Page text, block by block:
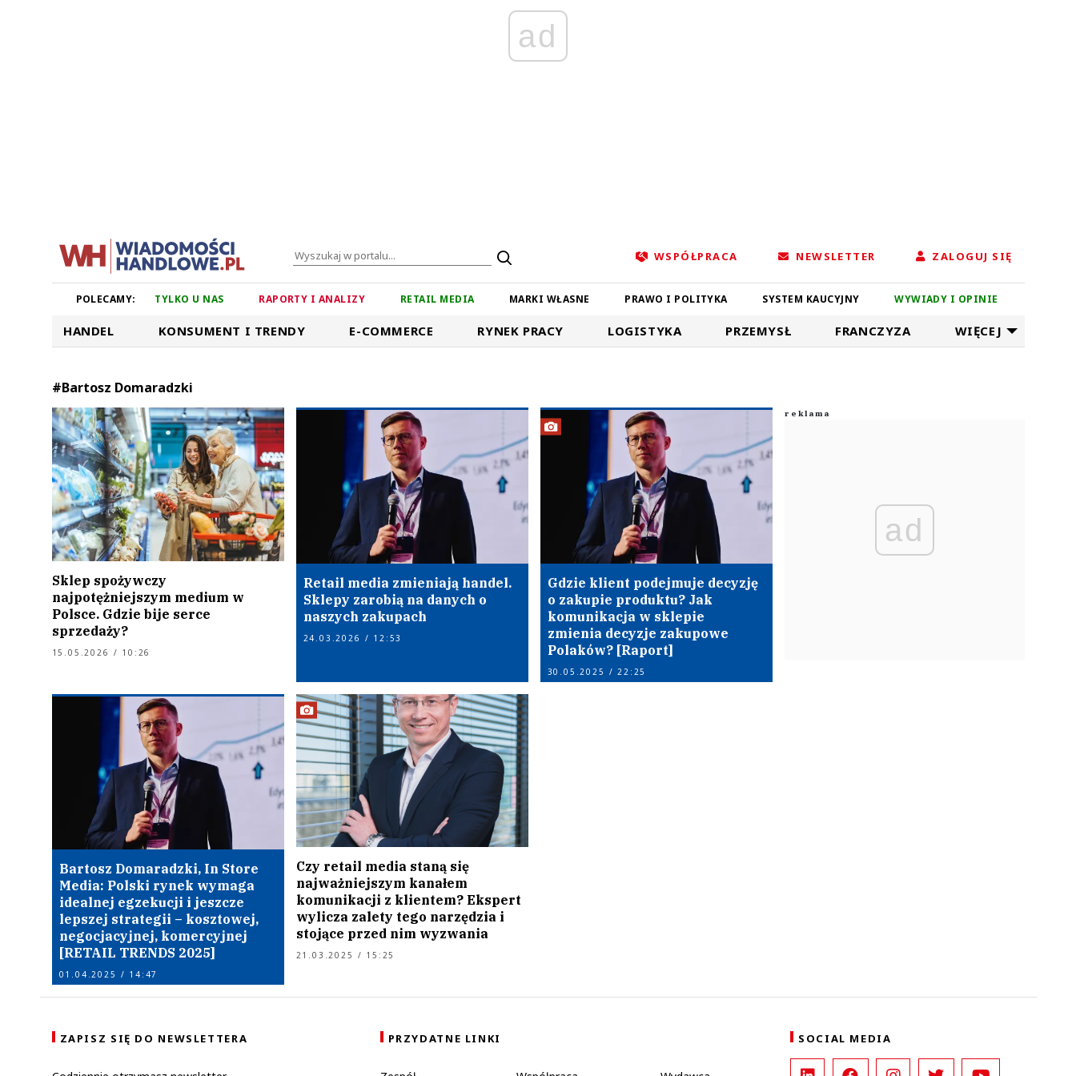
ad
WSPÓŁPRACA NEWSLETTER ZALOGUJ SIĘ
POLECAMY: TYLKO U NAS RAPORTY I ANALIZY RETAIL MEDIA MARKI WŁASNE PRAWO I POLITYKA SYSTEM KAUCYJNY WYWIADY I OPINIE
HANDEL KONSUMENT I TRENDY E-COMMERCE RYNEK PRACY LOGISTYKA PRZEMYSŁ FRANCZYZA WIĘCEJ
#Bartosz Domaradzki
Sklep spożywczy
najpotężniejszym medium w
Polsce. Gdzie bije serce
sprzedaży?
15.05.2026 / 10:26
Retail media zmieniają handel.
Sklepy zarobią na danych o
naszych zakupach
24.03.2026 / 12:53
Gdzie klient podejmuje decyzję
o zakupie produktu? Jak
komunikacja w sklepie
zmienia decyzje zakupowe
Polaków? [Raport]
30.05.2025 / 22:25
Bartosz Domaradzki, In Store
Media: Polski rynek wymaga
idealnej egzekucji i jeszcze
lepszej strategii – kosztowej,
negocjacyjnej, komercyjnej
[RETAIL TRENDS 2025]
01.04.2025 / 14:47
Czy retail media staną się
najważniejszym kanałem
komunikacji z klientem? Ekspert
wylicza zalety tego narzędzia i
stojące przed nim wyzwania
21.03.2025 / 15:25
ad
ZAPISZ SIĘ DO NEWSLETTERA PRZYDATNE LINKI SOCIAL MEDIA